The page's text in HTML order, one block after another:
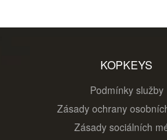
KOPKEYS
Podmínky služby
Zásady ochrany
Zásady sociálních